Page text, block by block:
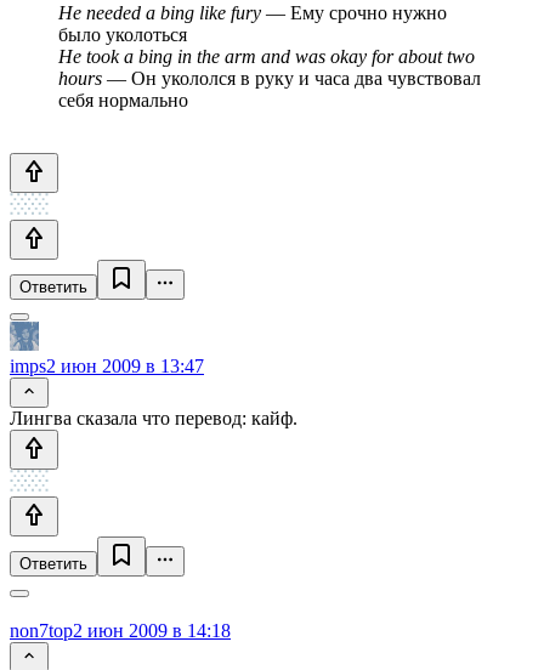
He needed a bing like fury — Ему срочно нужно
было уколоться
He took a bing in the arm and was okay for about two
hours — Он укололся в руку и часа два чувствовал
себя нормально
Ответить
imps2 июн 2009 в 13:47
Лингва сказала что перевод: кайф.
Ответить
non7top2 июн 2009 в 14:18